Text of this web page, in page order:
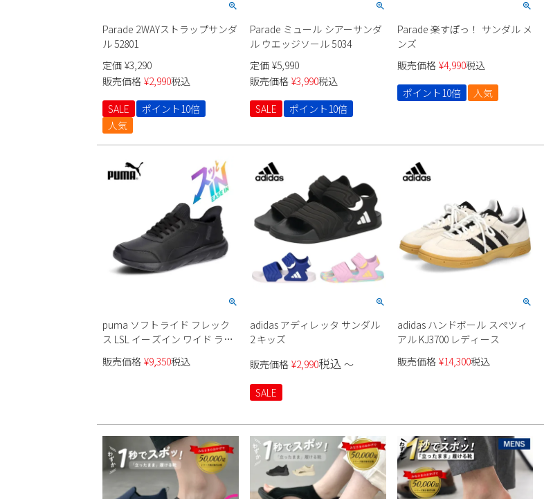
Parade 2WAYストラップサンダ
ル 52801
定価 ¥3,290
販売価格 ¥2,990税込
SALE
ポイント10倍
人気
Parade ミュール シアーサンダ
ル ウエッジソール 5034
定価 ¥5,990
販売価格 ¥3,990税込
SALE
ポイント10倍
Parade 楽すぽっ！ サンダル メ
ンズ
販売価格 ¥4,990税込
ポイント10倍
人気
puma ソフトライド フレック
ス LSL イーズイン ワイド ラン
ニングシューズ イーズイン
313769 ワイド設計 メンズ
販売価格 ¥9,350税込
adidas アディレッタ サンダル
2 キッズ
販売価格 ¥2,990税込 〜
SALE
adidas ハンドボール スペツィ
アル KJ3700 レディース
販売価格 ¥14,300税込